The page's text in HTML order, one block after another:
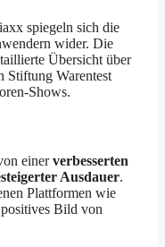
spiegeln sich die
wider. Die
Übersicht über
Stiftung Warentest
Shows.
einerverbesserten
Ausdauer.
Plattformen wie
Bild von